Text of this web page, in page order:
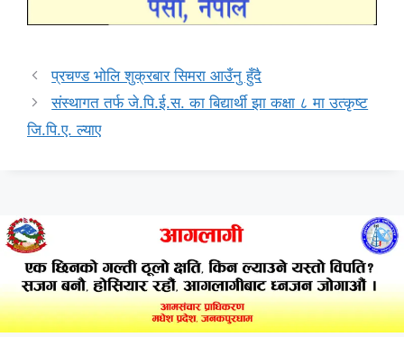
प्रचण्ड भोलि शुक्रबार सिमरा आउँनु हुँदै
संस्थागत तर्फ जे.पि.ई.स. का बिद्यार्थी झा कक्षा ८ मा उत्कृष्ट
जि.पि.ए. ल्याए